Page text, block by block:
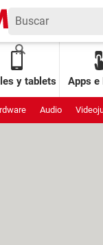
y tablets Apps e
Audio